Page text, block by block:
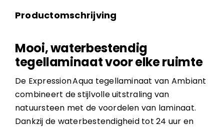
Productomschrijving
Mooi, waterbestendig
tegellaminaat voor elke ruimte
De Expression Aqua tegellaminaat van Ambiant
combineert de stijlvolle uitstraling van
natuursteen met de voordelen van laminaat.
Dankzij de waterbestendigheid tot 24 uur en